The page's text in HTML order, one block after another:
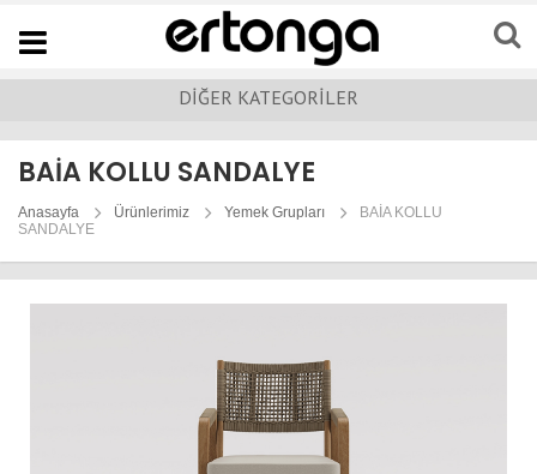
Navigation
DİĞER KATEGORİLER
BAİA KOLLU SANDALYE
Anasayfa Ürünlerimiz Yemek Grupları
BAİA KOLLU
SANDALYE